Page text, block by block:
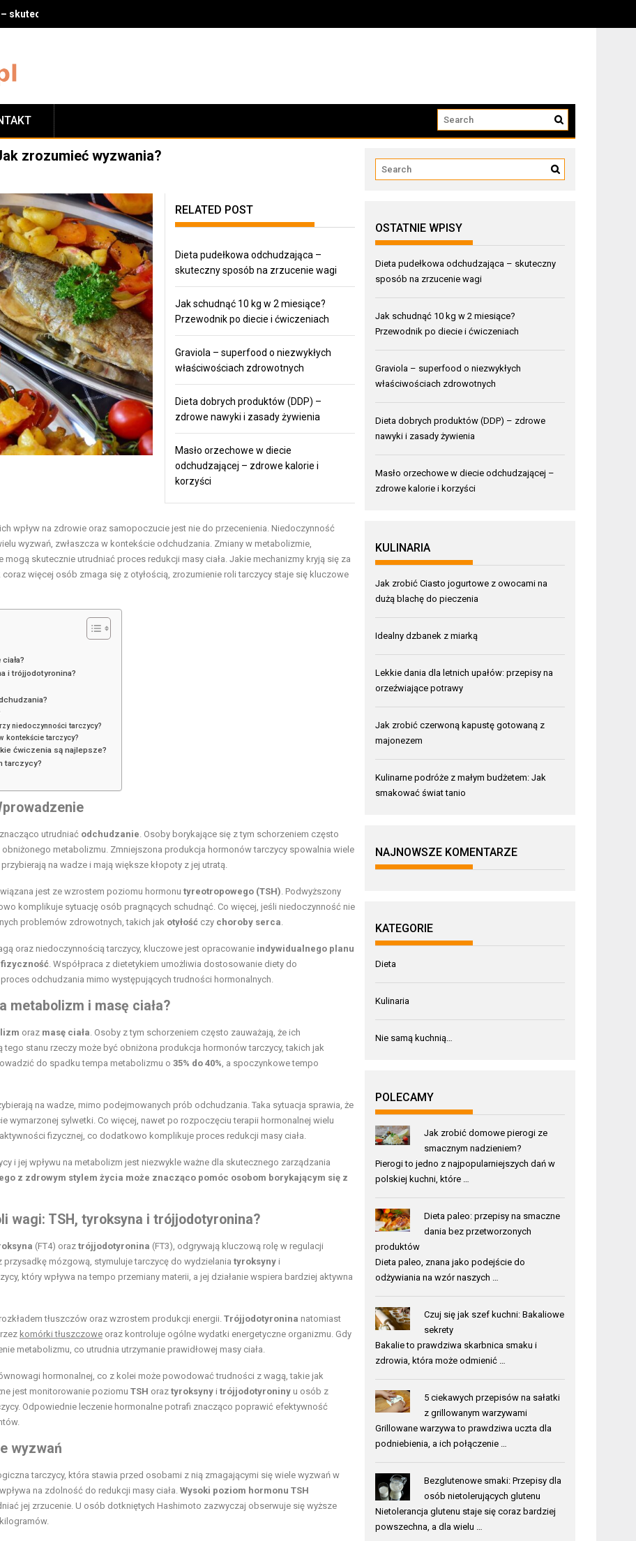
skuteczny sposób na zrzucenie wagi
zrozumieć wyzwania?
RELATED POST
Dieta pudełkowa odchudzająca –
skuteczny sposób na zrzucenie wagi
Jak schudnąć 10 kg w 2 miesiące?
Przewodnik po diecie i ćwiczeniach
Graviola – superfood o niezwykłych
właściwościach zdrowotnych
Dieta dobrych produktów (DDP) –
zdrowe nawyki i zasady żywienia
Masło orzechowe w diecie
odchudzającej – zdrowe kalorie i
korzyści
wpływ na zdrowie oraz samopoczucie jest nie do przecenienia. Niedoczynność
wyzwań, zwłaszcza w kontekście odchudzania. Zmiany w metabolizmie,
skutecznie utrudniać proces redukcji masy ciała. Jakie mechanizmy kryją się za
więcej osób zmaga się z otyłością, zrozumienie roli tarczycy staje się kluczowe
i trójjodotyronina?
niedoczynności tarczycy?
kontekście tarczycy?
ćwiczenia są najlepsze?
tarczycy?
znacząco utrudniać odchudzanie . Osoby borykające się z tym schorzeniem często
metabolizmu. Zmniejszona produkcja hormonów tarczycy spowalnia wiele
na wadze i mają większe kłopoty z jej utratą.
jest ze wzrostem poziomu hormonu tyreotropowego (TSH) . Podwyższony
komplikuje sytuację osób pragnących schudnąć. Co więcej, jeśli niedoczynność nie
problemów zdrowotnych, takich jak otyłość czy choroby serca
oraz niedoczynnością tarczycy, kluczowe jest opracowanie indywidualnego planu
fizyczność . Współpraca z dietetykiem umożliwia dostosowanie diety do
odchudzania mimo występujących trudności hormonalnych.
metabolizm i masę ciała?
oraz masę ciała . Osoby z tym schorzeniem często zauważają, że ich
stanu rzeczy może być obniżona produkcja hormonów tarczycy, takich jak
do spadku tempa metabolizmu o 35% do 40% , a spoczynkowe tempo
na wadze, mimo podejmowanych prób odchudzania. Taka sytuacja sprawia, że
wymarzonej sylwetki. Co więcej, nawet po rozpoczęciu terapii hormonalnej wielu
fizycznej, co dodatkowo komplikuje proces redukcji masy ciała.
i jej wpływu na metabolizm jest niezwykle ważne dla skutecznego zarządzania
z zdrowym stylem życia może znacząco pomóc osobom borykającym się z
wagi: TSH, tyroksyna i trójjodotyronina?
(FT4) oraz trójjodotyronina (FT3), odgrywają kluczową rolę w regulacji
przysadkę mózgową, stymuluje tarczycę do wydzielania tyroksyny i
który wpływa na tempo przemiany materii, a jej działanie wspiera bardziej aktywna
tłuszczów oraz wzrostem produkcji energii. Trójjodotyronina natomiast
komórki tłuszczowe oraz kontroluje ogólne wydatki energetyczne organizmu. Gdy
metabolizmu, co utrudnia utrzymanie prawidłowej masy ciała.
hormonalnej, co z kolei może powodować trudności z wagą, takie jak
jest monitorowanie poziomu TSH oraz tyroksyny i trójjodotyroniny u osób z
Odpowiednie leczenie hormonalne potrafi znacząco poprawić efektywność
wyzwań
tarczycy, która stawia przed osobami z nią zmagającymi się wiele wyzwań w
na zdolność do redukcji masy ciała. Wysoki poziom hormonu TSH
jej zrzucenie. U osób dotkniętych Hashimoto zazwyczaj obserwuje się wyższe
OSTATNIE WPISY
Dieta pudełkowa odchudzająca – skuteczny
sposób na zrzucenie wagi
Jak schudnąć 10 kg w 2 miesiące?
Przewodnik po diecie i ćwiczeniach
Graviola – superfood o niezwykłych
właściwościach zdrowotnych
Dieta dobrych produktów (DDP) – zdrowe
nawyki i zasady żywienia
Masło orzechowe w diecie odchudzającej –
zdrowe kalorie i korzyści
KULINARIA
Jak zrobić Ciasto jogurtowe z owocami na
dużą blachę do pieczenia
Idealny dzbanek z miarką
Lekkie dania dla letnich upałów: przepisy na
orzeźwiające potrawy
Jak zrobić czerwoną kapustę gotowaną z
majonezem
Kulinarne podróże z małym budżetem: Jak
smakować świat tanio
NAJNOWSZE KOMENTARZE
KATEGORIE
Dieta
Kulinaria
Nie samą kuchnią…
POLECAMY
Jak zrobić domowe pierogi ze
smacznym nadzieniem?
Pierogi to jedno z najpopularniejszych dań w
polskiej kuchni, które …
Dieta paleo: przepisy na smaczne
dania bez przetworzonych
produktów
Dieta paleo, znana jako podejście do
odżywiania na wzór naszych …
Czuj się jak szef kuchni: Bakaliowe
sekrety
Bakalie to prawdziwa skarbnica smaku i
zdrowia, która może odmienić …
5 ciekawych przepisów na sałatki
z grillowanym warzywami
Grillowane warzywa to prawdziwa uczta dla
podniebienia, a ich połączenie …
Bezglutenowe smaki: Przepisy dla
osób nietolerujących glutenu
Nietolerancja glutenu staje się coraz bardziej
powszechna, a dla wielu …